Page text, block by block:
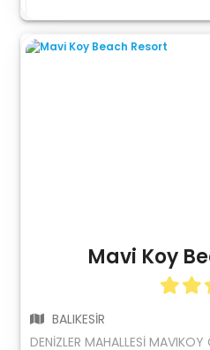
Mavi Koy
BALIKESİR
DENİZLER MAHALLESİ